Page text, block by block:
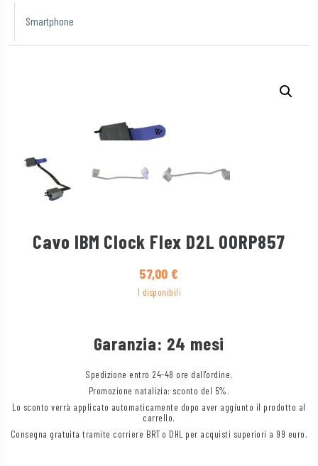
Smartphone
Cavo IBM Clock Flex D2L 00RP857
57,00€
1 disponibili
Garanzia: 24 mesi
Spedizione entro 24-48 ore dall'ordine.
Promozione natalizia: sconto del 5%.
Lo sconto verrà applicato automaticamente dopo aver aggiunto il prodotto al
carrello.
Consegna gratuita tramite corriere BRT o DHL per acquisti superiori a 99 euro.